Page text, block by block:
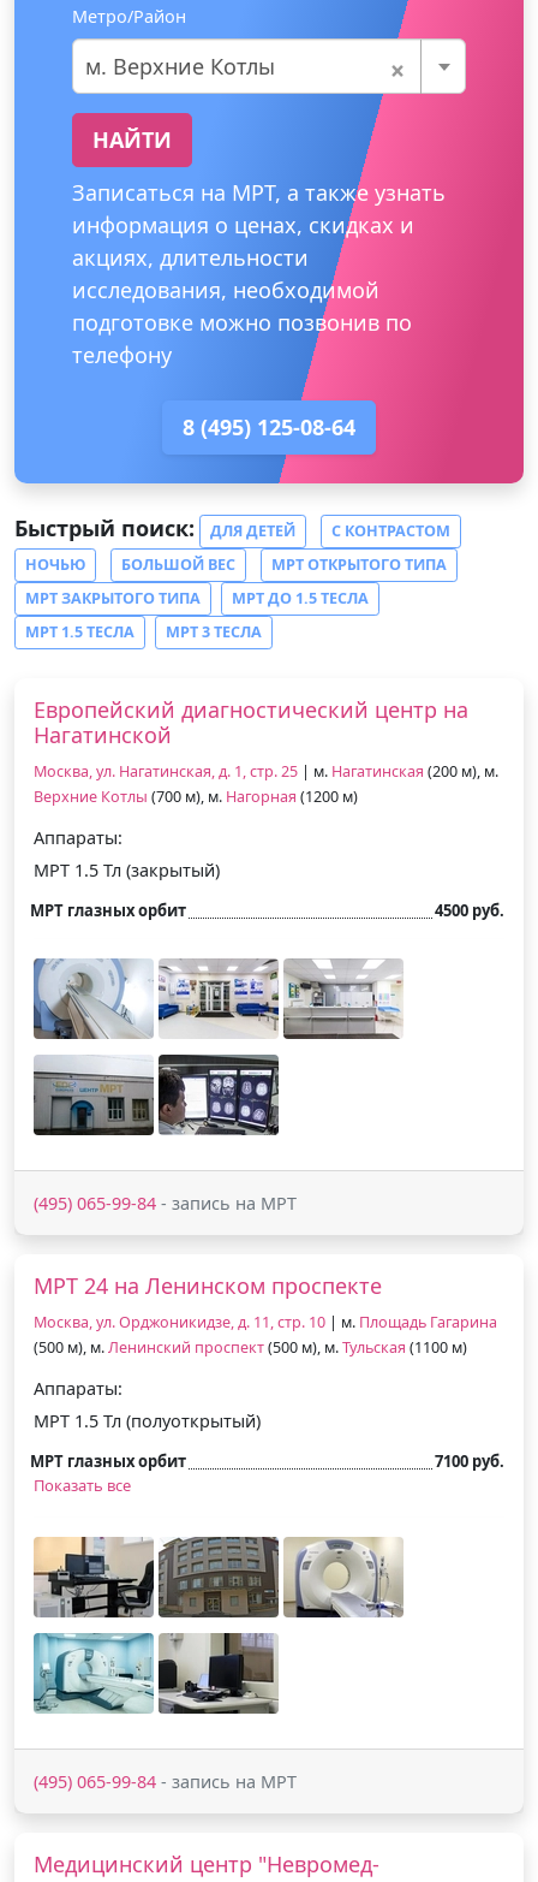
Метро/Район
×
м. Верхние Котлы
НАЙТИ
Записаться на МРТ, а также узнать
информация о ценах, скидках и
акциях, длительности
исследования, необходимой
подготовке можно позвонив по
телефону
8 (495) 125-08-64
Быстрый поиск: ДЛЯ ДЕТЕЙ
С КОНТРАСТОМ
НОЧЬЮ
БОЛЬШОЙ ВЕС
МРТ ОТКРЫТОГО ТИПА
МРТ ЗАКРЫТОГО ТИПА
МРТ ДО 1.5 ТЕСЛА
МРТ 1.5 ТЕСЛА
МРТ 3 ТЕСЛА
Европейский диагностический центр на
Нагатинской
Москва, ул. Нагатинская, д. 1, стр. 25 | м. Нагатинская (200 м), м.
Верхние Котлы (700 м), м. Нагорная (1200 м)
Аппараты:
МРТ 1.5 Тл (закрытый)
МРТ глазных орбит 4500 руб.
(495) 065-99-84 - запись на МРТ
МРТ 24 на Ленинском проспекте
Москва, ул. Орджоникидзе, д. 11, стр. 10 | м. Площадь Гагарина
(500 м), м.Ленинский проспект(500 м), м.Тульская (1100 м)
Аппараты:
МРТ 1.5 Тл (полуоткрытый)
МРТ глазных орбит
7100 руб.
Показать все
(495) 065-99-84 - запись на МРТ
Медицинский центр "Невромед-